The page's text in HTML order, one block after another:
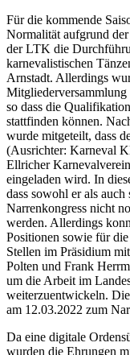
Für die kommende
Normalität aufgrund
der LTK die
karnevalistischen
Arnstadt. Allerdings
so dass die
stattfinden können.
wurde mitgeteilt, dass
(Ausrichter: Karneval
Ellricher
eingeladen wird. In
dass sowohl er als
Narrenkongress nicht
werden. Allerdings
Positionen sowie für
Stellen im Präsidium
Polten und Frank
um die Arbeit im
weiterzuentwickeln.
am 12.03.2022 zum
Da eine digitale
wurden die Ehrungen